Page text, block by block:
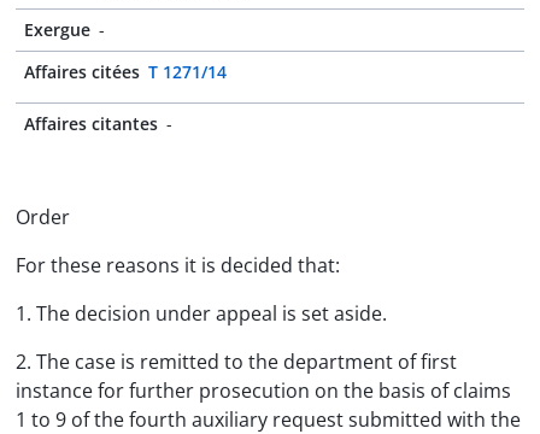
Exergue -
Affaires citées T 1271/14
Affaires citantes -
Order
For these reasons it is decided that:
1. The decision under appeal is set aside.
2. The case is remitted to the department of first
instance for further prosecution on the basis of claims
1 to 9 of the fourth auxiliary request submitted with the